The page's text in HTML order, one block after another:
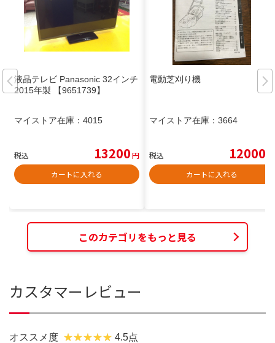
液晶テレビ Panasonic 32インチ
2015年製 【9651739】
マイストア在庫： 4015
税込 13200円
カートに入れる
電動芝刈り機
マイストア在庫： 3664
税込 12000
カートに入れる
このカテゴリをもっと見る
カスタマーレビュー
オススメ度 4.5点